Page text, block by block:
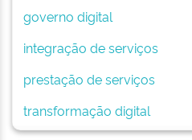
governo digital
integração de serviços
prestação de serviços
transformação digital